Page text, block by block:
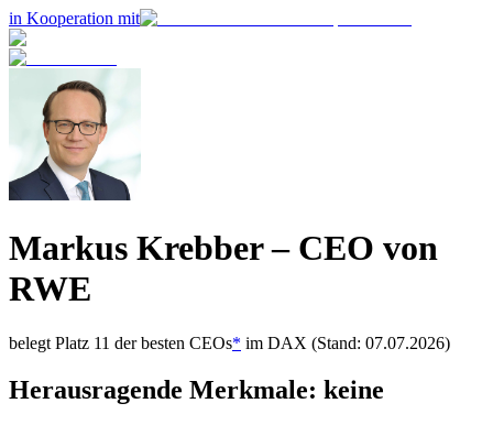
in Kooperation mit
Markus Krebber– CEO von
RWE
belegt Platz 11 der besten CEOs* im DAX (Stand: 07.07.2026)
Herausragende Merkmale: keine